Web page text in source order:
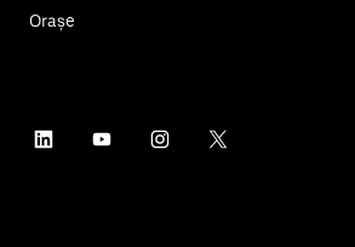
Orașe